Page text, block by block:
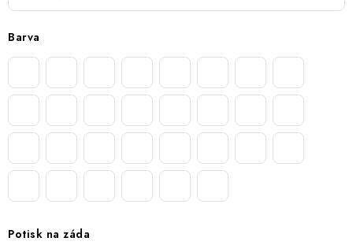
Barva
Potisk na záda